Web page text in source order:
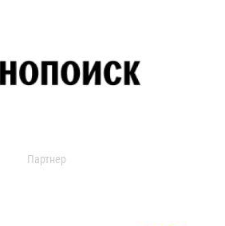
Партнер